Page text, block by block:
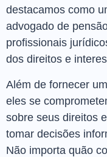
destacamos como
advogado de
profissionais
dos direitos e
Além de fornecer
eles se
sobre seus direitos
tomar decisões
Não importa quão